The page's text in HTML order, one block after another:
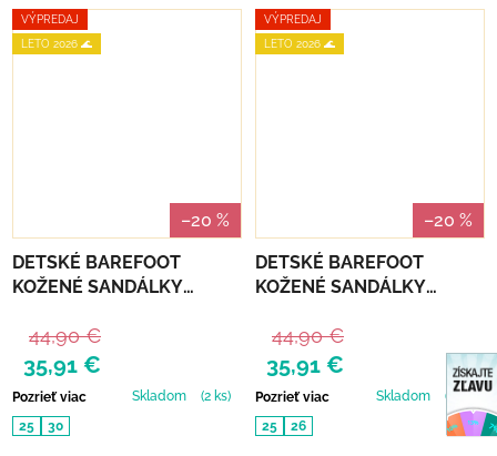
VÝPREDAJ
LETO 2026 🌊
–20 %
DETSKÉ BAREFOOT
KOŽENÉ SANDÁLKY
35,91 €
44,90 €
Pozrieť viac Skladom
(2 ks)
25
30
VÝPREDAJ
LETO 2026 🌊
–20 %
DETSKÉ BAREFOOT
KOŽENÉ SANDÁLKY
35,91 €
44,90 €
Pozrieť viac Skladom
(1 ks)
25
26